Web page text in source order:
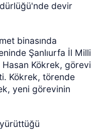
devir
binasında
Şanlıurfa İl Milli
Kökrek, görevi
Kökrek, törende
yeni görevinin